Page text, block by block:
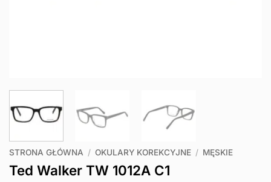
STRONA GŁÓWNA / OKULARY KOREKCYJNE / MĘSKIE
Ted Walker TW 1012A C1